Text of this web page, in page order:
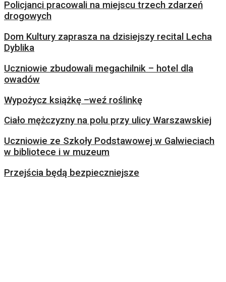
Policjanci pracowali na miejscu trzech zdarzeń
drogowych
Dom Kultury zaprasza na dzisiejszy recital Lecha
Dyblika
Uczniowie zbudowali megachilnik – hotel dla
owadów
Wypożycz książkę –weź roślinkę
Ciało mężczyzny na polu przy ulicy Warszawskiej
Uczniowie ze Szkoły Podstawowej w Galwieciach
w bibliotece i w muzeum
Przejścia będą bezpieczniejsze